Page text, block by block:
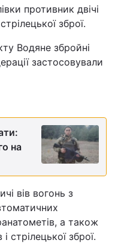
противник двічі
зброї.
Водяне збройні
застосовували
на
вів вогонь з
а також
стрілецької зброї.